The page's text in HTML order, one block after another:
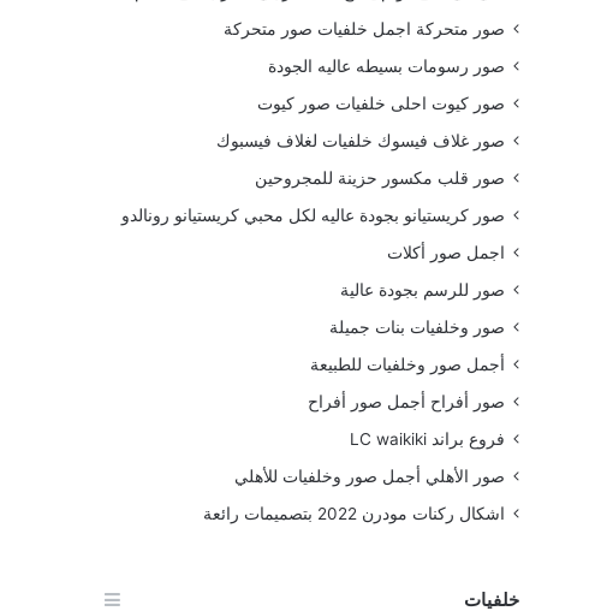
صور متحركة اجمل خلفيات صور متحركة
صور رسومات بسيطه عاليه الجودة
صور كيوت احلى خلفيات صور كيوت
صور غلاف فيسوك خلفيات لغلاف فيسبوك
صور قلب مكسور حزينة للمجروحين
صور كريستيانو بجودة عاليه لكل محبي كريستيانو رونالدو
اجمل صور أكلات
صور للرسم بجودة عالية
صور وخلفيات بنات جميلة
أجمل صور وخلفيات للطبيعة
صور أفراح أجمل صور أفراح
فروع براند LC waikiki
صور الأهلي أجمل صور وخلفيات للأهلي
اشكال ركنات مودرن 2022 بتصميمات رائعة
خلفيات